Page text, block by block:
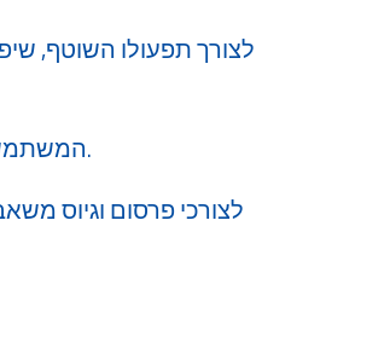
​המשתמש יוכל לבחור בכל עת לחסום או למחוק את העוגיות דרך הגדרות הדפדפן שלו.